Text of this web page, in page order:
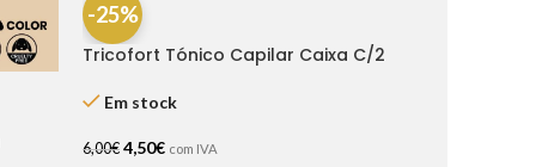
-25%
Tricofort Tónico Capilar Caixa C/2
Em stock
6,00€ 4,50€ com IVA